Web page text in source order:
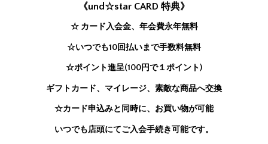
《und☆star CARD 特典》
☆ カード入会金、年会費永年無料
☆いつでも10回払いまで手数料無料
☆ポイント進呈(100円で１ポイント)
ギフトカード、マイレージ、素敵な商品へ交換
☆カード申込みと同時に、お買い物が可能
いつでも店頭にてご入会手続き可能です。